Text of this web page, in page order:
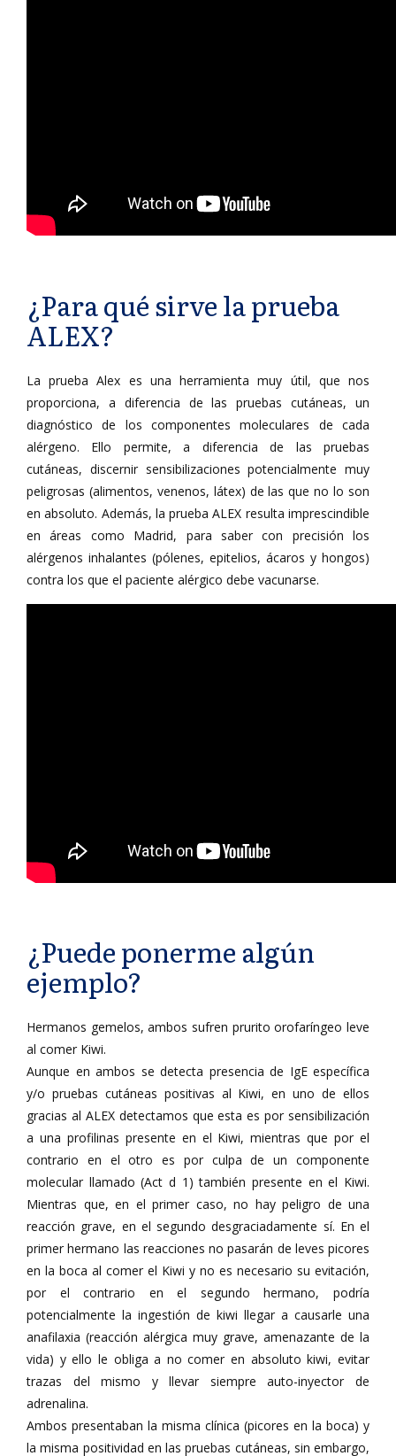
¿Para qué sirve la prueba
ALEX?
La prueba Alex es una herramienta muy útil, que nos
proporciona, a diferencia de las pruebas cutáneas, un
diagnóstico de los componentes moleculares de cada
alérgeno. Ello permite, a diferencia de las pruebas
cutáneas, discernir sensibilizaciones potencialmente muy
peligrosas (alimentos, venenos, látex) de las que no lo son
en absoluto. Además, la prueba ALEX resulta imprescindible
en áreas como Madrid, para saber con precisión los
alérgenos inhalantes (pólenes, epitelios, ácaros y hongos)
contra los que el paciente alérgico debe vacunarse.
¿Puede ponerme algún
ejemplo?
Hermanos gemelos, ambos sufren prurito orofaríngeo leve
al comer Kiwi.
Aunque en ambos se detecta presencia de IgE específica
y/o pruebas cutáneas positivas al Kiwi, en uno de ellos
gracias al ALEX detectamos que esta es por sensibilización
a una profilinas presente en el Kiwi, mientras que por el
contrario en el otro es por culpa de un componente
molecular llamado (Act d 1) también presente en el Kiwi.
Mientras que, en el primer caso, no hay peligro de una
reacción grave, en el segundo desgraciadamente sí. En el
primer hermano las reacciones no pasarán de leves picores
en la boca al comer el Kiwi y no es necesario su evitación,
por el contrario en el segundo hermano, podría
potencialmente la ingestión de kiwi llegar a causarle una
anafilaxia (reacción alérgica muy grave, amenazante de la
vida) y ello le obliga a no comer en absoluto kiwi, evitar
trazas del mismo y llevar siempre auto-inyector de
adrenalina.
Ambos presentaban la misma clínica (picores en la boca) y
la misma positividad en las pruebas cutáneas, sin embargo,